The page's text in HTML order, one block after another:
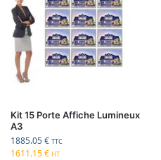
Kit 15 Porte Affiche Lumineux
A3
1885.05€ TTC
1611.15€ HT